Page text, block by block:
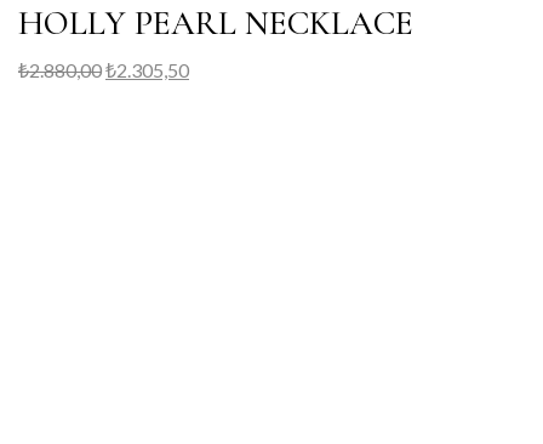
HOLLY PEARL NECKLACE
₺2.880,00₺2.305,50